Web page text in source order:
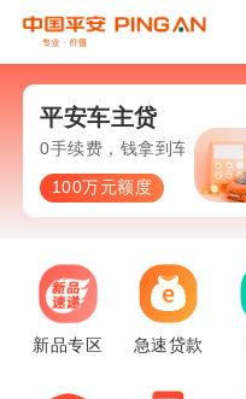
平安车主贷
0手续费，钱拿到车照开
100万元额度
新品专区 急速贷款